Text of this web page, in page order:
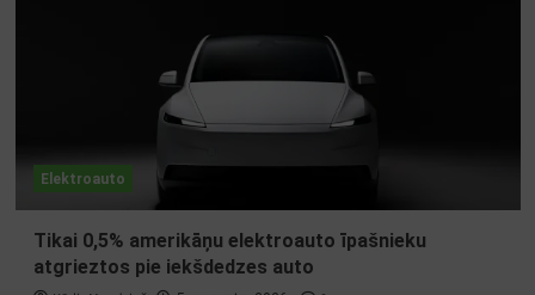
Elektroauto
Tikai 0,5% amerikāņu elektroauto īpašnieku
atgrieztos pie iekšdedzes auto